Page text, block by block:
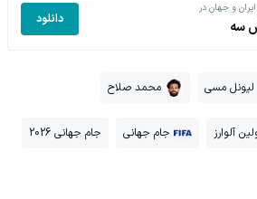
ایران و جهان در
سه دانلود
لیونل مسی محمد صلاح
آلوارز جام جهانی جام جهانی 2026